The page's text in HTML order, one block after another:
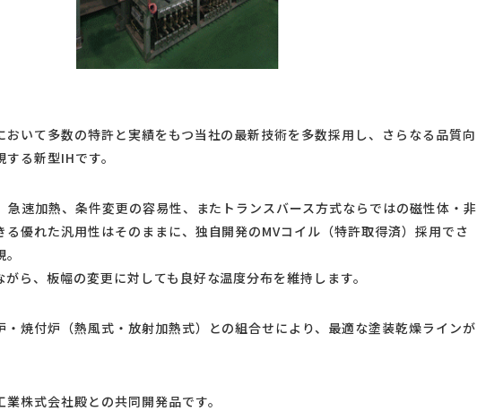
おいて多数の特許と実績をもつ当社の最新技術を多数採用し、さらなる品質向
る新型IHです。
急速加熱、条件変更の容易性、またトランスバース方式ならではの磁性体・非
る優れた汎用性はそのままに、独自開発のMVコイル（特許取得済）採用でさ
がら、板幅の変更に対しても良好な温度分布を維持します。
・焼付炉（熱風式・放射加熱式）との組合せにより、最適な塗装乾燥ラインが
株式会社殿との共同開発品です。